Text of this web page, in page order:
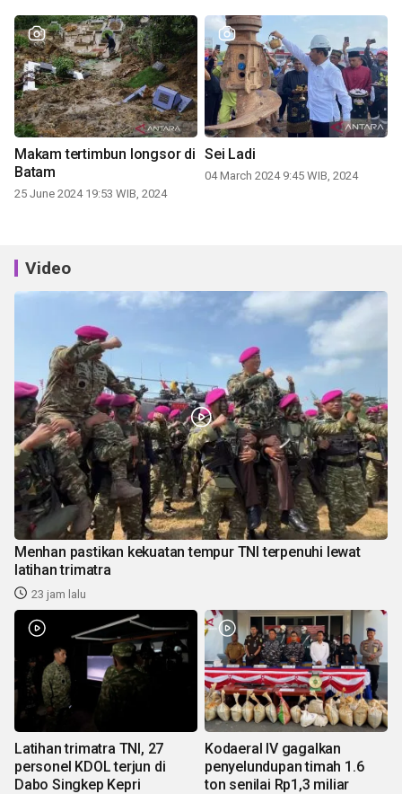
Makam tertimbun longsor di
Batam
25 June 2024 19:53 WIB, 2024
Sei Ladi
04 March 2024 9:45 WIB, 2024
Video
Menhan pastikan kekuatan tempur TNI terpenuhi lewat
latihan trimatra
23 jam lalu
Latihan trimatra TNI, 27
personel KDOL terjun di
Dabo Singkep Kepri
Kodaeral IV gagalkan
penyelundupan timah 1.6
ton senilai Rp1,3 miliar